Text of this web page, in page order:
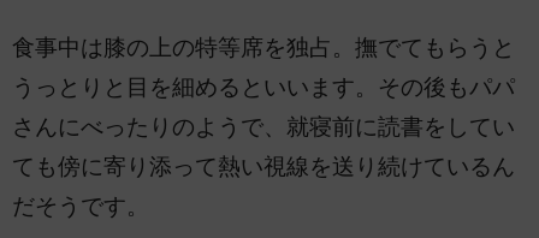
食事中は膝の上の特等席を独占。撫でてもらうと
うっとりと目を細めるといいます。その後もパパ
さんにべったりのようで、就寝前に読書をしてい
ても傍に寄り添って熱い視線を送り続けているん
だそうです。